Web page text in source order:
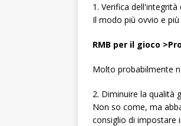
1. Verifica dell'integrità
Il modo più ovvio e
RMB per il gioco
Molto probabilmente
2. Diminuire la qualità
Non so come, ma
consiglio di impostare